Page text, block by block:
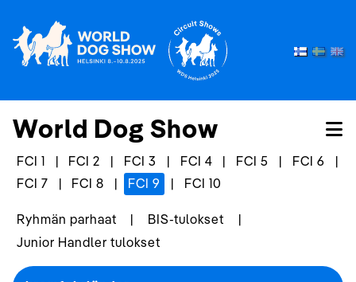
World Dog Show
FCI 1 | FCI 2 | FCI 3 | FCI 4 | FCI 5 | FCI 6
|
FCI 7
| FCI 8 | FCI 9 | FCI 10
Ryhmän parhaat | BIS-tulokset
|
Junior Handler tulokset